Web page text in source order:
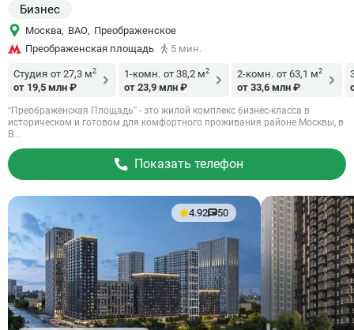
Бизнес
Москва, ВАО, Преображенское
Преображенская площадь
5 мин.
Студия от 27,3 м2
от 19,5 млн ₽
1-комн. от 38,2 м2
от 23,9 млн ₽
2-комн. от 63,1 м2
от 33,6 млн ₽
“Преображенская Площадь” - это жилой комплекс бизнес-класса в
историческом и готовом для комфортного проживания районе Москвы, в
В...
Показать телефон
4.92 50